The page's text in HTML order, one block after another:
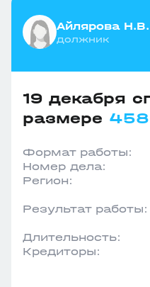
Айлярова Н.В.
должник
19 декабря
размере
Формат работы:
Номер дела:
Регион:
Результат работы:
Длительность:
Кредиторы: